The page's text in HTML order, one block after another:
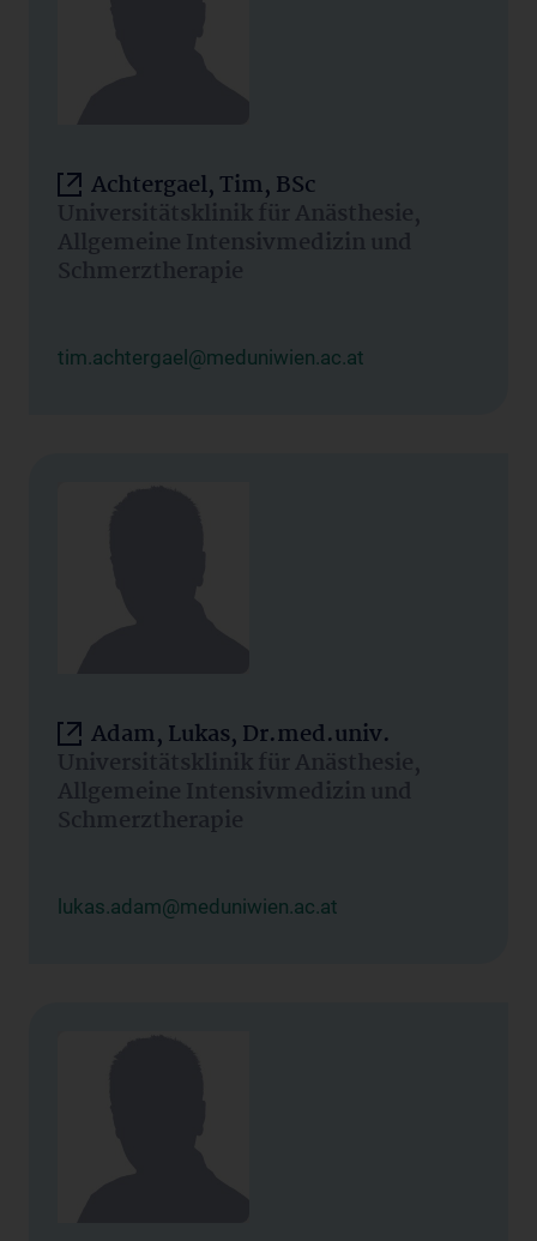
Achtergael, Tim, BSc
Universitätsklinik für Anästhesie,
Allgemeine Intensivmedizin und
Schmerztherapie
tim.achtergael@meduniwien.ac.at
Adam, Lukas, Dr.med.univ.
Universitätsklinik für Anästhesie,
Allgemeine Intensivmedizin und
Schmerztherapie
lukas.adam@meduniwien.ac.at